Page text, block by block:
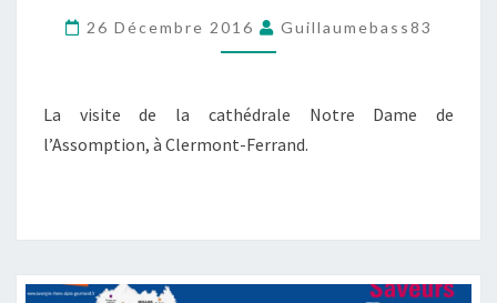
26 Décembre 2016 Guillaumebass83
La visite de la cathédrale Notre Dame de
l’Assomption, à Clermont-Ferrand.